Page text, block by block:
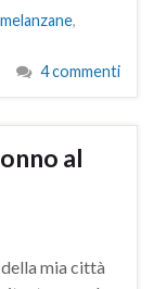
melanzane,
4 commenti
al
mia città